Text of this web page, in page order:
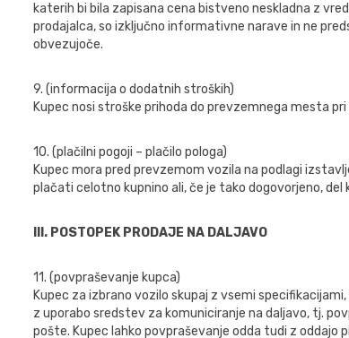
katerih bi bila zapisana cena bistveno neskladna z
prodajalca, so izključno informativne narave in ne
obvezujoče.
9. (informacija o dodatnih stroških)
Kupec nosi stroške prihoda do prevzemnega mesta
10. (plačilni pogoji – plačilo pologa)
Kupec mora pred prevzemom vozila na podlagi
plačati celotno kupnino ali, če je tako dogovorjeno, del
III. POSTOPEK PRODAJE NA DALJAVO
11. (povpraševanje kupca)
Kupec za izbrano vozilo skupaj z vsemi
z uporabo sredstev za komuniciranje na daljavo, tj.
pošte. Kupec lahko povpraševanje odda tudi z oddajo